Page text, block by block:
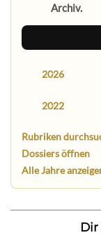
Archiv.
2026
2022
Rubriken
Dossiers öffnen
Alle Jahre